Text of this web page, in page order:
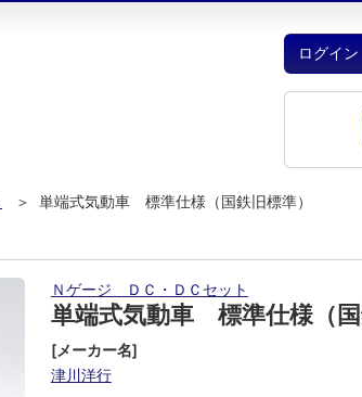
ログイン
＞ 単端式気動車 標準仕様（国鉄旧標準）
Ｎゲージ ＤＣ・ＤＣセット
単端式気動車 標準仕様（国
[メーカー名]
津川洋行